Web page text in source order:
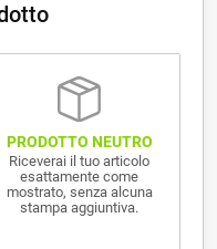
PRODOTTO NEUTRO
Riceverai il tuo articolo
esattamente come
mostrato, senza alcuna
stampa aggiuntiva.